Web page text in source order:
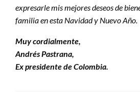
expresarle mis mejores deseos de
familia en esta Navidad y Nuevo Año.
Muy cordialmente,
Andrés Pastrana,
Ex presidente de Colombia.